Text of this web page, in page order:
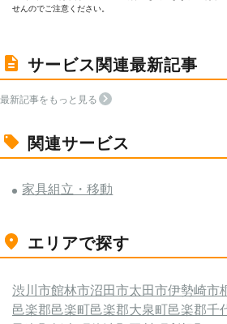
せんのでご注意ください。
サービス関連最新記事
最新記事をもっと見る
関連サービス
家具組立・移動
エリアで探す
渋川市館林市沼田市太田市伊勢崎市
邑楽郡邑楽町邑楽郡大泉町邑楽郡千